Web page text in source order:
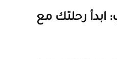
ابدأ رحلتك مع